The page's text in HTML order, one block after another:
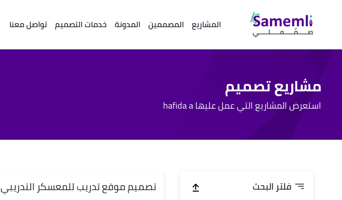
المشاريع المصممين المدونة خدمات التصميم تواصل معنا
مشاريع تصميم
استعرض المشاريع التي عمل عليها hafida a
فلتر البحث تصميم موقع تدريب للمعسكر التدريبي 3D Design